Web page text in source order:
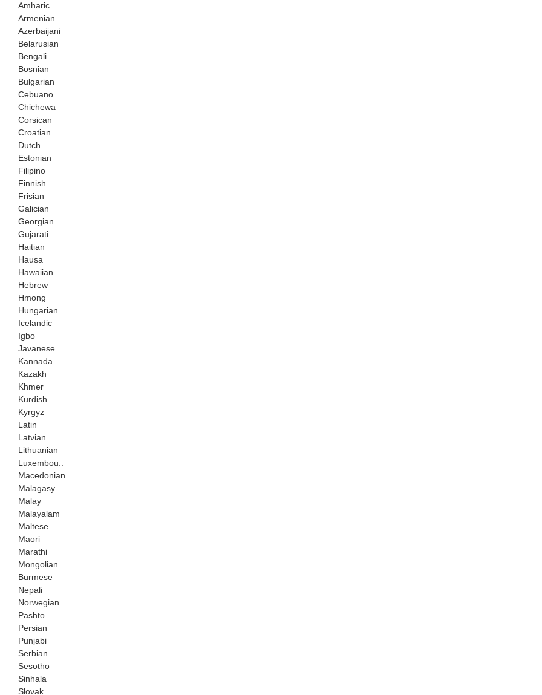
Amharic
Armenian
Azerbaijani
Belarusian
Bengali
Bosnian
Bulgarian
Cebuano
Chichewa
Corsican
Croatian
Dutch
Estonian
Filipino
Finnish
Frisian
Galician
Georgian
Gujarati
Haitian
Hausa
Hawaiian
Hebrew
Hmong
Hungarian
Icelandic
Igbo
Javanese
Kannada
Kazakh
Khmer
Kurdish
Kyrgyz
Latin
Latvian
Lithuanian
Luxembou..
Macedonian
Malagasy
Malay
Malayalam
Maltese
Maori
Marathi
Mongolian
Burmese
Nepali
Norwegian
Pashto
Persian
Punjabi
Serbian
Sesotho
Sinhala
Slovak